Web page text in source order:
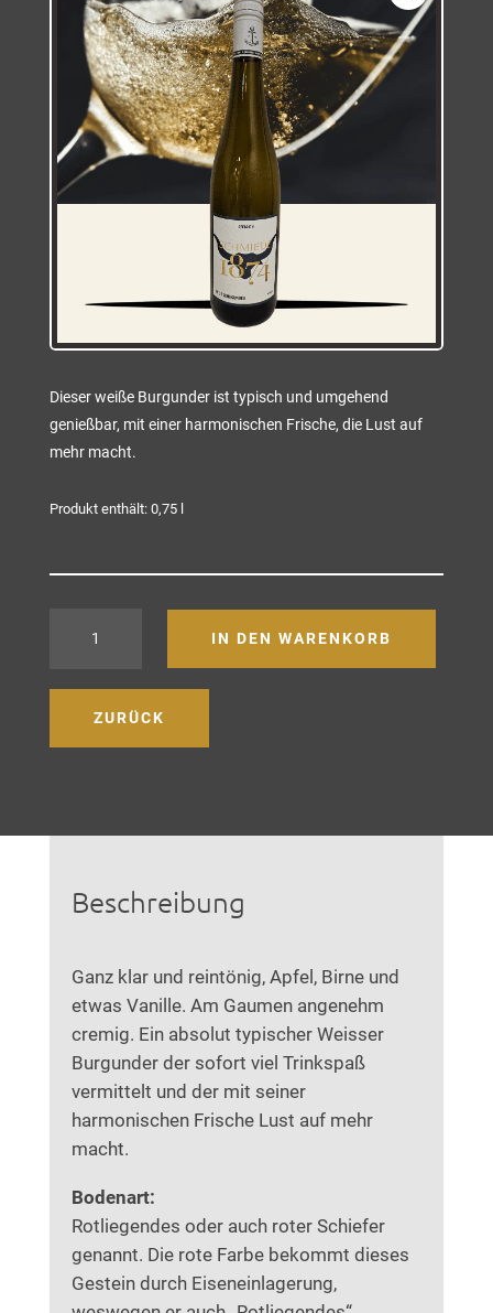
Dieser weiße Burgunder ist typisch und umgehend
genießbar, mit einer harmonischen Frische, die Lust auf
mehr macht.
Produkt enthält: 0,75 l
Weissburgunder
trocken
IN DEN WARENKORB
ZURÜCK
Beschreibung
Ganz klar und reintönig, Apfel, Birne und
etwas Vanille. Am Gaumen angenehm
cremig. Ein absolut typischer Weisser
Burgunder der sofort viel Trinkspaß
vermittelt und der mit seiner
harmonischen Frische Lust auf mehr
macht.
Bodenart:
Rotliegendes oder auch roter Schiefer
genannt. Die rote Farbe bekommt dieses
Gestein durch Eiseneinlagerung,